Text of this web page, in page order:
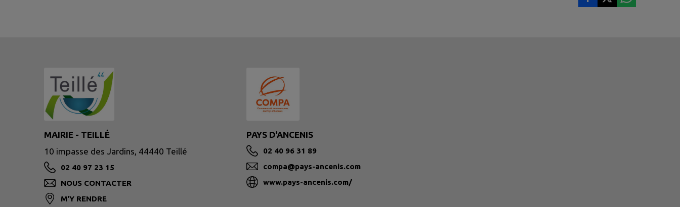
MAIRIE - TEILLÉ
10 impasse des Jardins, 44440 Teillé
02 40 97 23 15
NOUS CONTACTER
M'Y RENDRE
PAYS D'ANCENIS
02 40 96 31 89
compa@pays-ancenis.com
www.pays-ancenis.com/